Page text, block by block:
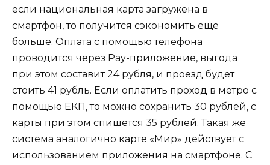
если национальная карта загружена в
смартфон, то получится сэкономить еще
больше. Оплата с помощью телефона
проводится через Pay-приложение, выгода
при этом составит 24 рубля, и проезд будет
стоить 41 рубль. Если оплатить проход в метро с
помощью ЕКП, то можно сохранить 30 рублей, с
карты при этом спишется 35 рублей. Такая же
система аналогично карте «Мир» действует с
использованием приложения на смартфоне. С